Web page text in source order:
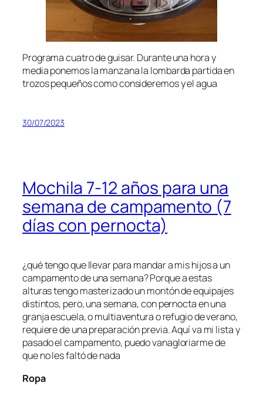
Programa cuatro de guisar. Durante una hora y
media ponemos la manzana la lombarda partida en
trozos pequeños como consideremos y el agua
30/07/2023
Mochila 7-12 años para una
semana de campamento (7
días con pernocta)
¿qué tengo que llevar para mandar a mis hijos a un
campamento de una semana? Porque a estas
alturas tengo masterizado un montón de equipajes
distintos, pero, una semana, con pernocta en una
granja escuela, o multiaventura o refugio de verano,
requiere de una preparación previa. Aquí va mi lista y
pasado el campamento, puedo vanagloriarme de
que no les faltó de nada
Ropa